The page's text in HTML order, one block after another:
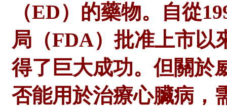
（ED）的藥物。自從
局（FDA）批准上市以
得了巨大成功。但關於
否能用於治療心臟病，